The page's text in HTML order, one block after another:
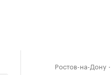
Ростов-на-Дону